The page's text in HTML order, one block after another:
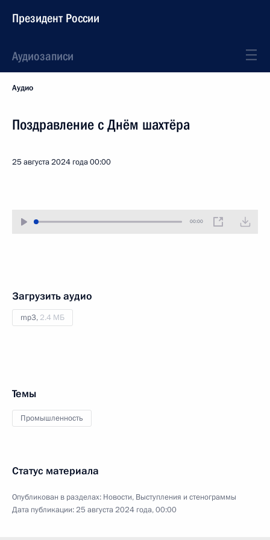
Президент России
Аудиозаписи
Аудио
Поздравление с Днём шахтёра
25 августа 2024 года00:00
00:00
Загрузить аудио
mp3, 2.4 МБ
Темы
Промышленность
Статус материала
Опубликован в разделах: Новости, Выступления и стенограммы
Дата публикации:25 августа 2024 года, 00:00